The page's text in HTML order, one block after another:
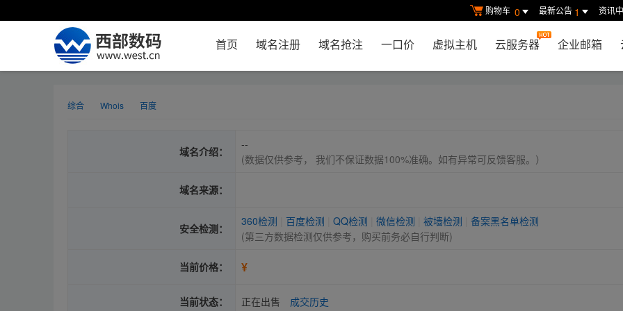
购物车 0 最新公告 1 资讯
首页 域名注册 域名抢注 一口价 虚拟主机 云服务器 企业邮箱
综合 Whois 百度
域名介绍：
--
(数据仅供参考， 我们不保证数据100%准确。如有异常可反馈客服。）
域名来源：
安全检测：
360检测 百度检测 QQ检测 微信检测 被墙检测
备案黑名单检测
(第三方数据检测仅供参考，购买前务必自行判断)
当前价格： ¥
当前状态： 正在出售 成交历史